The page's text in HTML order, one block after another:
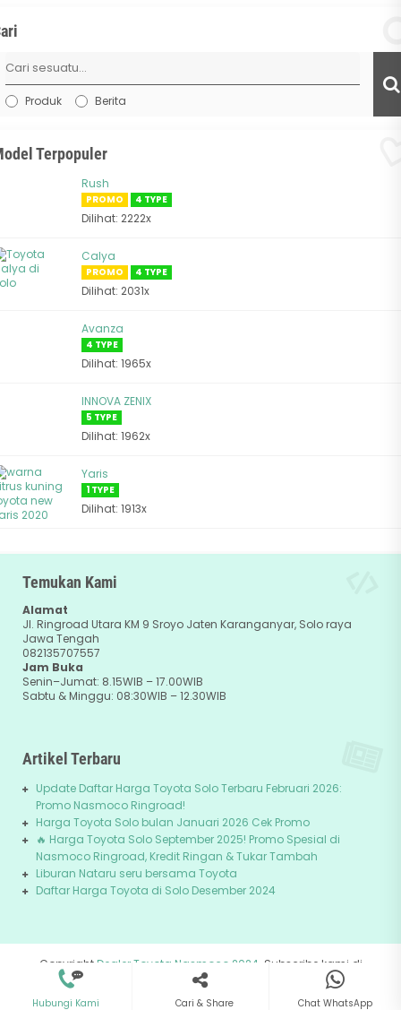
Hubungi Kami
082135707557
Chat WhatsApp
+62-81229745678
Produk Berita
Terpopuler
Rush
PROMO 4 TYPE
Dilihat: 2222x
Calya
PROMO 4 TYPE
Dilihat: 2031x
Avanza
4 TYPE
Dilihat: 1965x
INNOVA ZENIX
5 TYPE
Dilihat: 1962x
Yaris
1 TYPE
Dilihat: 1913x
Temukan Kami
Alamat
Jl. Ringroad Utara KM 9 Sroyo Jaten Karanganyar, Solo raya
Jawa Tengah
082135707557
Jam Buka
Senin–Jumat: 8.15WIB – 17.00WIB
Sabtu & Minggu: 08:30WIB – 12.30WIB
Artikel Terbaru
Update Daftar Harga Toyota Solo Terbaru Februari 2026:
Promo Nasmoco Ringroad!
Harga Toyota Solo bulan Januari 2026 Cek Promo
🔥 Harga Toyota Solo September 2025! Promo Spesial di
Nasmoco Ringroad, Kredit Ringan & Tukar Tambah
Liburan Nataru seru bersama Toyota
Daftar Harga Toyota di Solo Desember 2024
CopyrightDealer Toyota Nasmoco 2024 . Subscribe kami di
Youtube